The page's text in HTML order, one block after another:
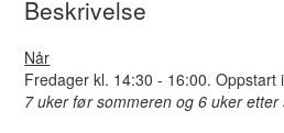
Beskrivelse
Når
Fredager kl. 14:30 - 16:00. Oppstart
7 uker før sommeren og 6 uker etter